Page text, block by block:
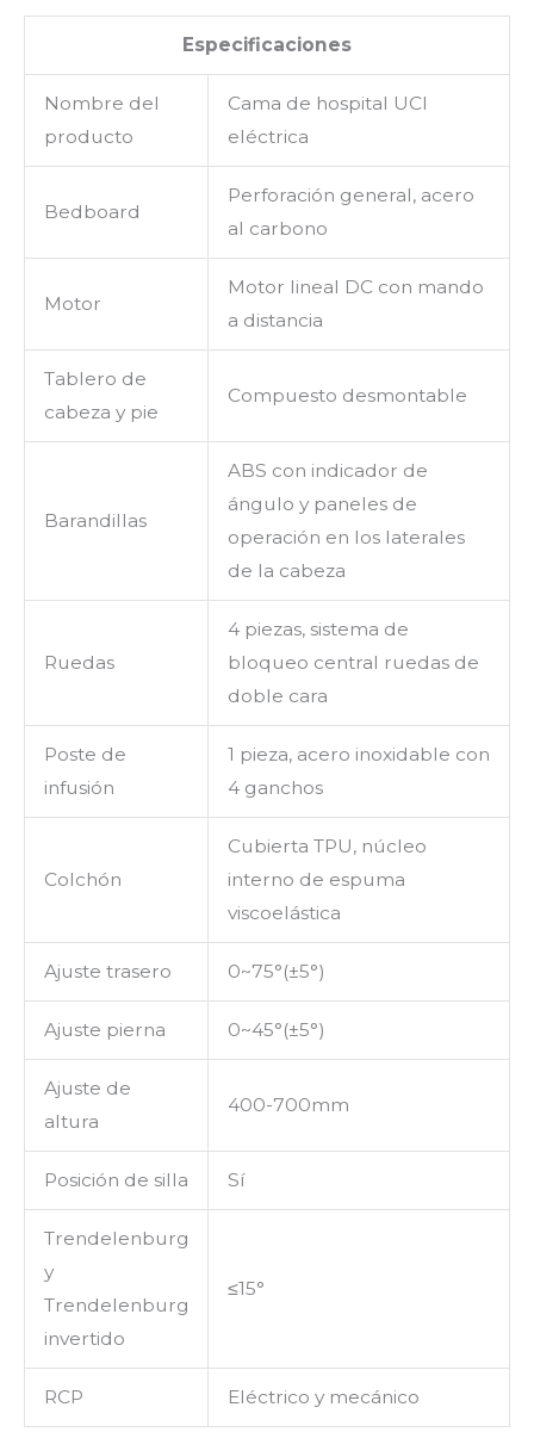
Especificaciones
Nombre del
producto
Cama de hospital UCI
eléctrica
Bedboard
Perforación general, acero
al carbono
Motor
Motor lineal DC con mando
a distancia
Tablero de
cabeza y pie
Compuesto desmontable
Barandillas
ABS con indicador de
ángulo y paneles de
operación en los laterales
de la cabeza
Ruedas
4 piezas, sistema de
bloqueo central ruedas de
doble cara
Poste de
infusión
1 pieza, acero inoxidable con
4 ganchos
Colchón
Cubierta TPU, núcleo
interno de espuma
viscoelástica
Ajuste trasero 0~75°(±5°)
Ajuste pierna 0~45°(±5°)
Ajuste de
altura
400-700mm
Posición de silla Sí
Trendelenburg
y
Trendelenburg
invertido
≤15°
RCP Eléctrico y mecánico